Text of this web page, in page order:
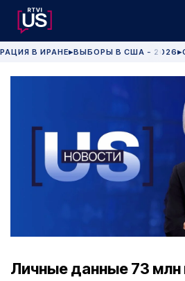
В ИРАНЕ▶ВЫБОРЫ В США - 2026 ▶
Личные данные 73 млн